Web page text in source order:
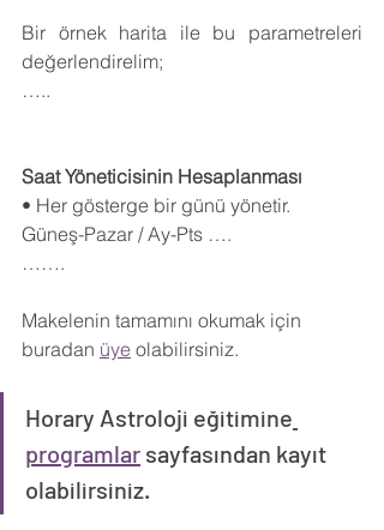
Bir örnek harita ile bu parametreleri
değerlendirelim;
…..
Saat Yöneticisinin Hesaplanması
• Her gösterge bir günü yönetir.
Güneş-Pazar / Ay-Pts ….
…….
Makelenin tamamını okumak için
buradan üye olabilirsiniz.
Horary Astroloji eğitimine
programlar sayfasından kayıt
olabilirsiniz.